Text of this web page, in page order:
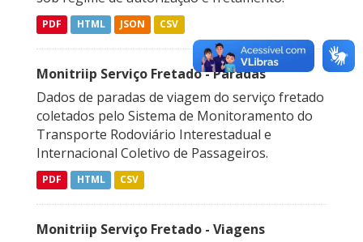
PDF HTML JSON CSV
Monitriip Serviço Fretado - Paradas
Dados de paradas de viagem do serviço fretado
coletados pelo Sistema de Monitoramento do
Transporte Rodoviário Interestadual e
Internacional Coletivo de Passageiros.
PDF HTML CSV
Monitriip Serviço Fretado - Viagens